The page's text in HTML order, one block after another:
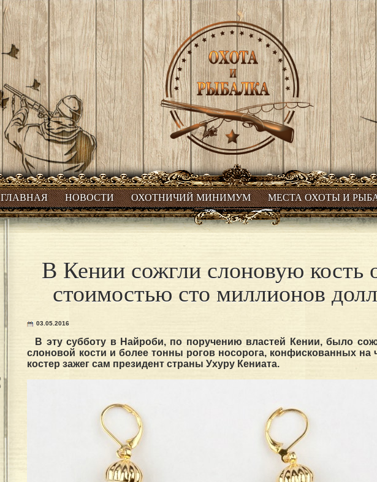
ГЛАВНАЯ НОВОСТИ ОХОТНИЧИЙ МИНИМУМ МЕСТА ОХОТЫ И
В Кении сожгли слоновую кость
стоимостью сто миллионов
03.05.2016
В эту субботу в Найроби, по поручению властей Кении, было
слоновой кости и более тонны рогов носорога, конфискованных на
костер зажег сам президент страны Ухуру Кениата.